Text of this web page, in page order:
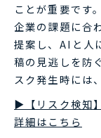
ことが重要です
企業の課題に合
提案し、AIと人
稿の見逃しを防
スク発生時には
▶【リスク検知
詳細はこちら